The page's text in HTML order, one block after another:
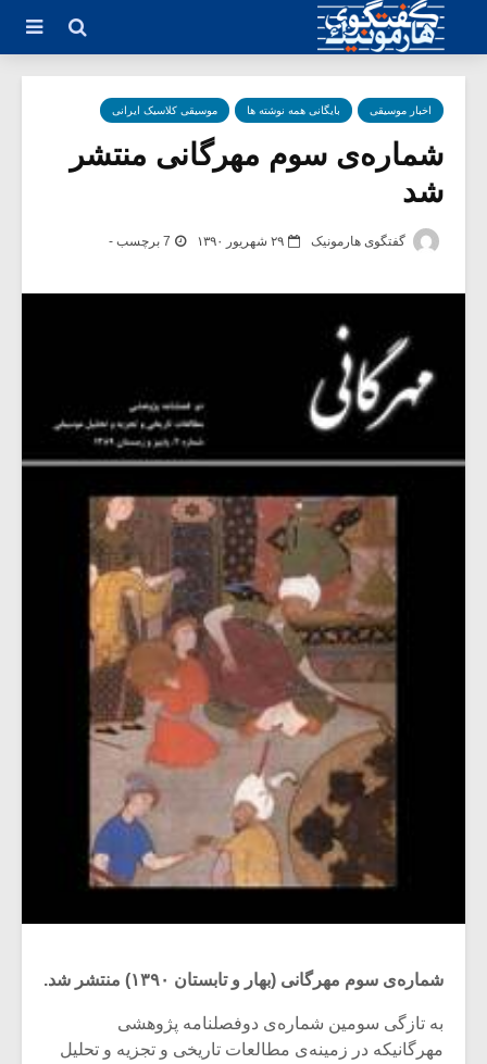
اخبار موسیقی بایگانی همه نوشته ها موسیقی کلاسیک ایرانی
شماره‌ی سوم مهرگانی منتشر
شد
گفتگوی هارمونیک ۲۹ شهریور ۱۳۹۰ 7 برچسب -
شماره‌ی سوم مهرگانی (بهار و تابستان ۱۳۹۰) منتشر شد.
به تازگی سومین شماره‌ی دوفصلنامه پژوهشی
مهرگانیکه در زمینه‌ی مطالعات تاریخی و تجزیه و تحلیل